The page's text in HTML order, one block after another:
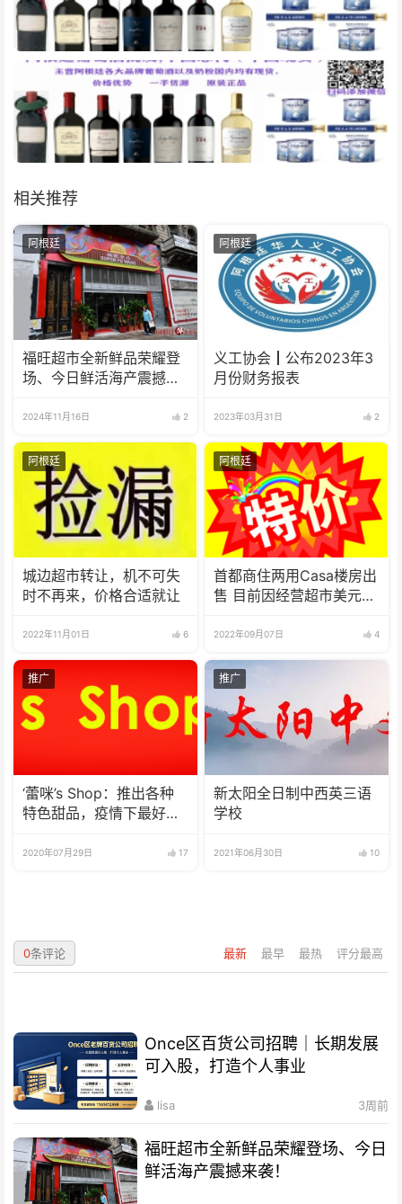
相关推荐
阿根廷
福旺超市全新鲜品荣耀登
场、今日鲜活海产震撼来
2024年11月16日 2
阿根廷
义工协会┃公布2023年3
月份财务报表
2023年03月31日 2
阿根廷
城边超市转让，机不可失
时不再来，价格合适就让
2022年11月01日 6
阿根廷
首都商住两用Casa楼房出
售 目前因经营超市美元月
2022年09月07日 4
推广
‘蕾咪’s Shop：推出各种
特色甜品，疫情下最好的
2020年07月29日 17
推广
新太阳全日制中西英三语
学校
2021年06月30日 10
最新 最早 最热 评分最高
0条评论
Once区百货公司招聘｜长期发展
可入股，打造个人事业
lisa 3周前
福旺超市全新鲜品荣耀登场、今日
鲜活海产震撼来袭！